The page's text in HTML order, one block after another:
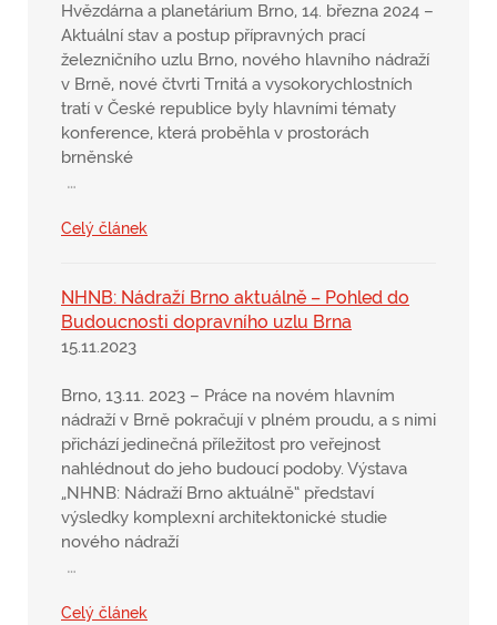
Hvězdárna a planetárium Brno, 14. března 2024 –
Aktuální stav a postup přípravných prací
železničního uzlu Brno, nového hlavního nádraží
v Brně, nové čtvrti Trnitá a vysokorychlostních
tratí v České republice byly hlavními tématy
konference, která proběhla v prostorách
brněnské
…
Celý článek
NHNB: Nádraží Brno aktuálně – Pohled do
Budoucnosti dopravního uzlu Brna
15.11.2023
Brno, 13.11. 2023 – Práce na novém hlavním
nádraží v Brně pokračují v plném proudu, a s nimi
přichází jedinečná příležitost pro veřejnost
nahlédnout do jeho budoucí podoby. Výstava
„NHNB: Nádraží Brno aktuálně“ představí
výsledky komplexní architektonické studie
nového nádraží
…
Celý článek